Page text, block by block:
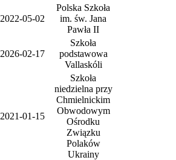
2022-05-02
Polska Szkoła
im. św. Jana
Pawła II
2026-02-17
Szkoła
podstawowa
Vallaskóli
2021-01-15
Szkoła
niedzielna przy
Chmielnickim
Obwodowym
Ośrodku
Związku
Polaków
Ukrainy